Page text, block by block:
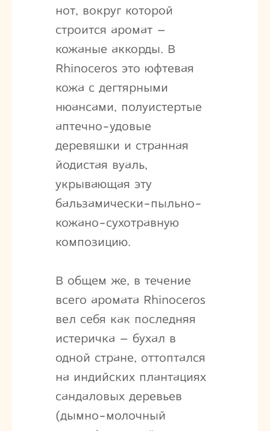
нот, вокруг которой
строится аромат –
кожаные аккорды. В
Rhinoceros это юфтевая
кожа с дегтярными
нюансами, полуистертые
аптечно-удовые
деревяшки и странная
йодистая вуаль,
укрывающая эту
бальзамически-пыльно-
кожано-сухотравную
композицию.
В общем же, в течение
всего аромата Rhinoceros
вел себя как последняя
истеричка – бухал в
одной стране, оттоптался
на индийских плантациях
сандаловых деревьев
(дымно-молочный